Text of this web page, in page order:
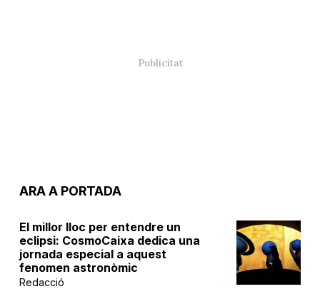
ARA A PORTADA
El millor lloc per entendre un
eclipsi: CosmoCaixa dedica una
jornada especial a aquest
fenomen astronòmic
Redacció